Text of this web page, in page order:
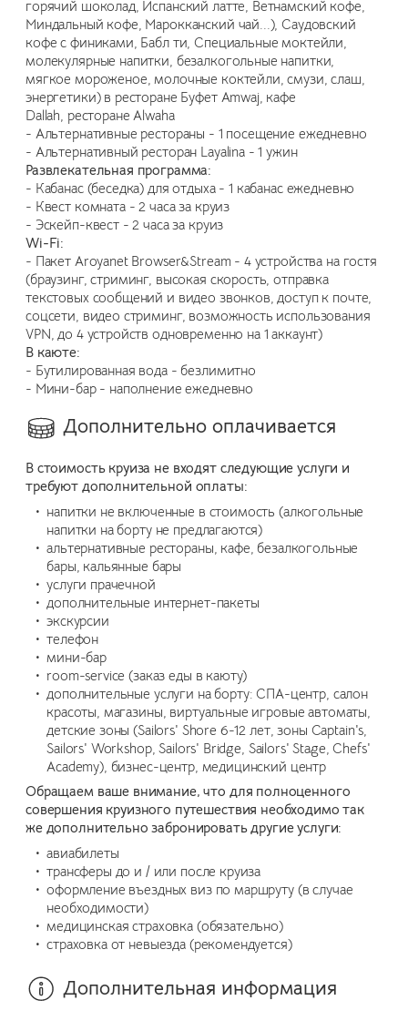
горячий шоколад, Испанский латте, Ветнамский кофе,
Миндальный кофе, Марокканский чай...), Саудовский
кофе с финиками, Бабл ти, Специальные моктейли,
молекулярные напитки, безалкогольные напитки,
мягкое мороженое, молочные коктейли, смузи, слаш,
энергетики) в ресторане Буфет Amwaj, кафе
Dallah, ресторане Alwaha
- Альтернативные рестораны - 1 посещение ежедневно
- Альтернативный ресторан Layalina - 1 ужин
Развлекательная программа:
- Кабанас (беседка) для отдыха - 1 кабанас ежедневно
- Квест комната - 2 часа за круиз
- Эскейп-квест - 2 часа за круиз
Wi-Fi:
- Пакет Aroyanet Browser&Stream - 4 устройства на гостя
(браузинг, стриминг, высокая скорость, отправка
текстовых сообщений и видео звонков, доступ к почте,
соцсети, видео стриминг, возможность использования
VPN, до 4 устройств одновременно на 1 аккаунт)
В каюте:
- Бутилированная вода - безлимитно
- Мини-бар - наполнение ежедневно
Дополнительно оплачивается
В стоимость круиза не входят следующие услуги и
требуют дополнительной оплаты:
напитки не включенные в стоимость (алкогольные
напитки на борту не предлагаются)
альтернативные рестораны, кафе, безалкогольные
бары, кальянные бары
услуги прачечной
дополнительные интернет-пакеты
экскурсии
телефон
мини-бар
room-service (заказ еды в каюту)
дополнительные услуги на борту: СПА-центр, салон
красоты, магазины, виртуальные игровые автоматы,
детские зоны (Sailors' Shore 6-12 лет, зоны Captain's,
Sailors' Workshop, Sailors' Bridge, Sailors' Stage, Chefs'
Academy), бизнес-центр, медицинский центр
Обращаем ваше внимание, что для полноценного
совершения круизного путешествия необходимо так
же дополнительно забронировать другие услуги:
авиабилеты
трансферы до и / или после круиза
оформление въездных виз по маршруту (в случае
необходимости)
медицинская страховка (обязательно)
страховка от невыезда (рекомендуется)
Дополнительная информация